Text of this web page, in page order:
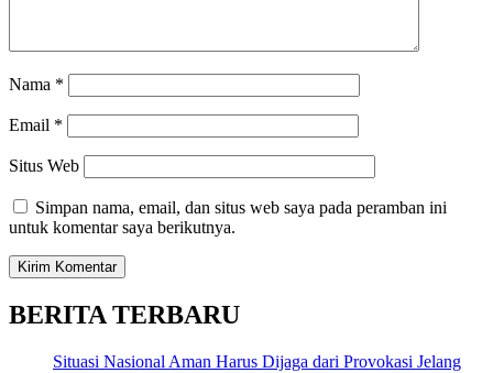
Nama *
Email *
Situs Web
Simpan nama, email, dan situs web saya pada peramban ini
untuk komentar saya berikutnya.
BERITA TERBARU
Situasi Nasional Aman Harus Dijaga dari Provokasi Jelang